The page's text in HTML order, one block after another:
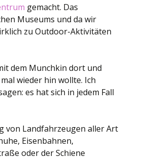
gemacht. Das
Museums und da wir
zu Outdoor-Aktivitäten
dem Munchkin dort und
wieder hin wollte. Ich
es hat sich in jedem Fall
von Landfahrzeugen aller Art
Eisenbahnen,
oder der Schiene